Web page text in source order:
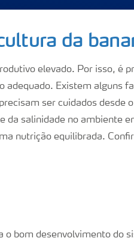
da
elevado. Por isso, é
Existem alguns
ser cuidados desde
da salinidade no ambiente
nutrição equilibrada.
o bom desenvolvimento do